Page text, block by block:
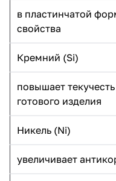
в пластинчатой
свойства
Кремний (Si)
повышает
готового изделия
Никель (Ni)
увеличивает